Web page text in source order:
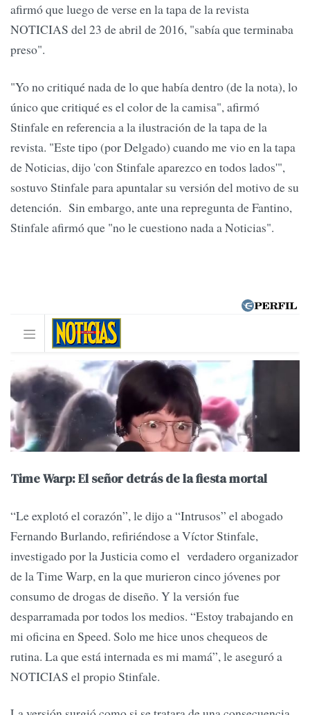
afirmó que luego de verse en la tapa de la revista
NOTICIAS del 23 de abril de 2016, "sabía que terminaba
preso".
"Yo no critiqué nada de lo que había dentro (de la nota), lo
único que critiqué es el color de la camisa", afirmó
Stinfale en referencia a la ilustración de la tapa de la
revista. "Este tipo (por Delgado) cuando me vio en la tapa
de Noticias, dijo 'con Stinfale aparezco en todos lados'",
sostuvo Stinfale para apuntalar su versión del motivo de su
detención. Sin embargo, ante una repregunta de Fantino,
Stinfale afirmó que "no le cuestiono nada a Noticias".
Time Warp: El señor detrás de la fiesta mortal
“Le explotó el corazón”, le dijo a “Intrusos” el abogado
Fernando Burlando, refiriéndose a Víctor Stinfale,
investigado por la Justicia como el verdadero organizador
de la Time Warp, en la que murieron cinco jóvenes por
consumo de drogas de diseño. Y la versión fue
desparramada por todos los medios. “Estoy trabajando en
mi oficina en Speed. Solo me hice unos chequeos de
rutina. La que está internada es mi mamá”, le aseguró a
NOTICIAS el propio Stinfale.